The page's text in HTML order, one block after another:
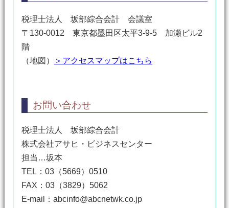
税理士法人 坂部綜合会計 会議室
〒130-0012 東京都墨田区太平3-9-5 加瀬ビル2
階
（地図）
＞アクセスマップはこちら
お問い合わせ
税理士法人 坂部綜合会計
株式会社アサヒ・ビジネスセンター
担当…坂本
TEL：03（5669）0510
FAX：03（3829）5062
E-mail：abcinfo@abcnetwk.co.jp